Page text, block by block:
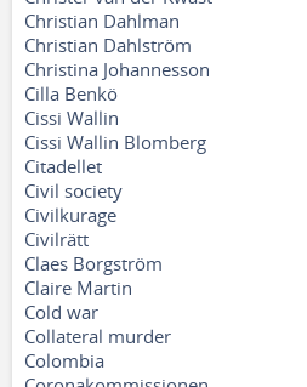
Christian Dahlman
Christian Dahlström
Christina Johannesson
Cilla Benkö
Cissi Wallin
Cissi Wallin Blomberg
Citadellet
Civil society
Civilkurage
Civilrätt
Claes Borgström
Claire Martin
Cold war
Collateral murder
Colombia